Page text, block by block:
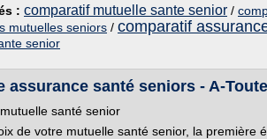
: comparatif mutuelle sante senior /
mutuelles seniors / comparatif
senior
assurance santé seniors - A-
santé senior
de votre mutuelle santé senior, la première